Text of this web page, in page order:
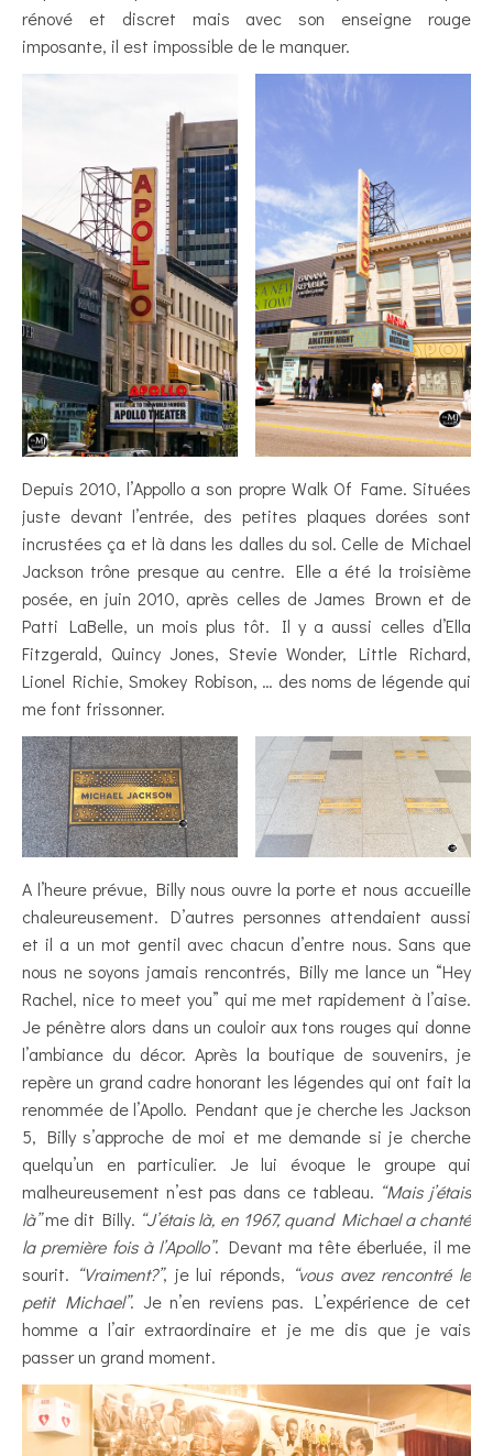
rénové et discret mais avec son enseigne rouge
imposante, il est impossible de le manquer.
Depuis 2010, l’Appollo a son propre Walk Of Fame. Situées
juste devant l’entrée, des petites plaques dorées sont
incrustées ça et là dans les dalles du sol. Celle de Michael
Jackson trône presque au centre. Elle a été la troisième
posée, en juin 2010, après celles de James Brown et de
Patti LaBelle, un mois plus tôt. Il y a aussi celles d’Ella
Fitzgerald, Quincy Jones, Stevie Wonder, Little Richard,
Lionel Richie, Smokey Robison, … des noms de légende qui
me font frissonner.
A l’heure prévue, Billy nous ouvre la porte et nous accueille
chaleureusement. D’autres personnes attendaient aussi
et il a un mot gentil avec chacun d’entre nous. Sans que
nous ne soyons jamais rencontrés, Billy me lance un “Hey
Rachel, nice to meet you” qui me met rapidement à l’aise.
Je pénètre alors dans un couloir aux tons rouges qui donne
l’ambiance du décor. Après la boutique de souvenirs, je
repère un grand cadre honorant les légendes qui ont fait la
renommée de l’Apollo. Pendant que je cherche les Jackson
5, Billy s’approche de moi et me demande si je cherche
quelqu’un en particulier. Je lui évoque le groupe qui
malheureusement n’est pas dans ce tableau. “Mais j’étais
là”me dit Billy. “J’étais là, en 1967, quand Michael a chanté
la première fois à l’Apollo”. Devant ma tête éberluée, il me
sourit. “Vraiment?”, je lui réponds, “vous avez rencontré le
petit Michael”. Je n’en reviens pas. L’expérience de cet
homme a l’air extraordinaire et je me dis que je vais
passer un grand moment.